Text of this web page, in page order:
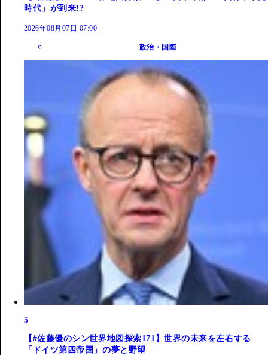
時代」が到来!?
2026年08月07日 07:00
政治・国際
5
【#佐藤優のシン世界地図探索171】世界の未来を左右する
「ドイツ第四帝国」の夢と野望